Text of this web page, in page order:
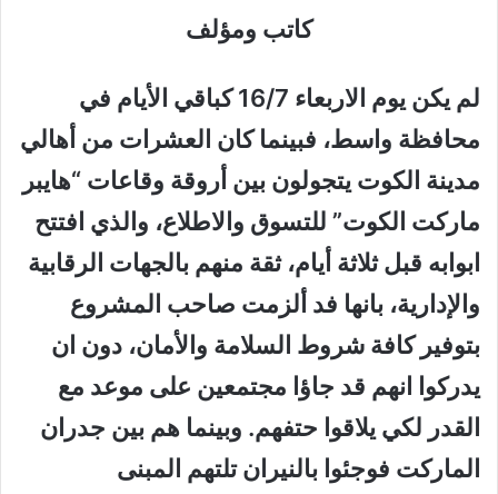
كاتب ومؤلف
لم يكن يوم الاربعاء 16/7 كباقي الأيام في
محافظة واسط، فبينما كان العشرات من أهالي
مدينة الكوت يتجولون بين أروقة وقاعات “هايبر
ماركت الكوت” للتسوق والاطلاع، والذي افتتح
ابوابه قبل ثلاثة أيام، ثقة منهم بالجهات الرقابية
والإدارية، بانها فد ألزمت صاحب المشروع
بتوفير كافة شروط السلامة والأمان، دون ان
يدركوا انهم قد جاؤا مجتمعين على موعد مع
القدر لكي يلاقوا حتفهم. وبينما هم بين جدران
الماركت فوجئوا بالنيران تلتهم المبنى